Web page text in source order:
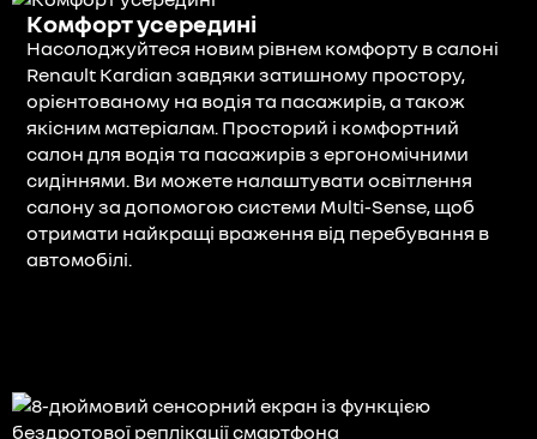
Комфорт усередині
Насолоджуйтеся новим рівнем комфорту в салоні
Renault Kardian завдяки затишному простору,
орієнтованому на водія та пасажирів, а також
якісним матеріалам. Просторий і комфортний
салон для водія та пасажирів з ергономічними
сидіннями. Ви можете налаштувати освітлення
салону за допомогою системи Multi-Sense, щоб
отримати найкращі враження від перебування в
автомобілі.